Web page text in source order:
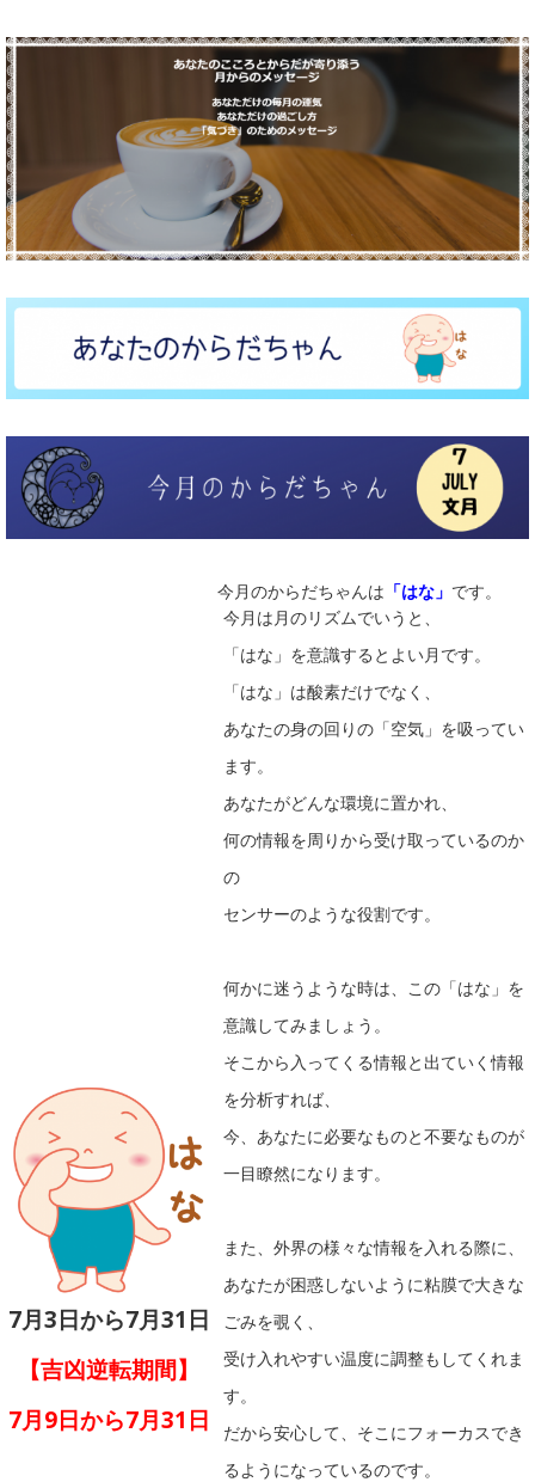
7月3日から7月31日
【吉凶逆転期間】
7月9日から7月31日
今月のからだちゃんは 「はな」 です。
今月は月のリズムでいうと、
「はな」を意識するとよい月です。
「はな」は酸素だけでなく、
あなたの身の回りの「空気」を吸ってい
ます。
あなたがどんな環境に置かれ、
何の情報を周りから受け取っているのか
の
センサーのような役割です。
何かに迷うような時は、この「はな」を
意識してみましょう。
そこから入ってくる情報と出ていく情報
を分析すれば、
今、あなたに必要なものと不要なものが
一目瞭然になります。
また、外界の様々な情報を入れる際に、
あなたが困惑しないように粘膜で大きな
ごみを覗く、
受け入れやすい温度に調整もしてくれま
す。
だから安心して、そこにフォーカスでき
るようになっているのです。